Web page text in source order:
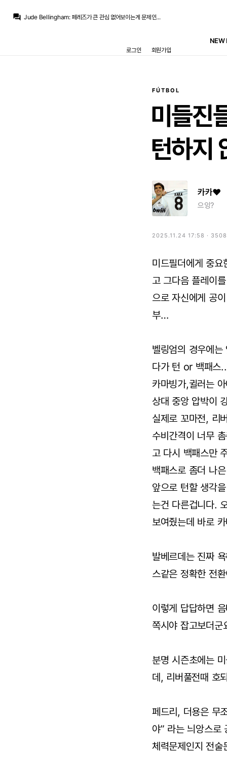
question_answer Jude Bellingham: 페레즈가 큰 관심 없어보이는게 문제인...
올시즌 끝나고 퇴임압박 들어올거라고 봅니다
NEW
로그인 회원가입
FÚTBOL
미들진
턴하지
카카♥
으잉?
2025.11.24 17:58 ·
미드필더에게 중
고 그다음 플레이
으로 자신에게 공
부…
벨링엄의 경우에
다가 턴 or 백패스..
카마빙가,귈러는
상대 중앙 압박이
실제로 꼬마전, 리
수비간격이 너무
고 다시 백패스만
백패스로 좀더 나
앞으로 턴할 생각
는건 다른겁니다.
보여줬는데 바로
발베르데는 진짜
스같은 정확한 전
이렇게 답답하면
쪽시야 잡고보더
분명 시즌초에는
데, 리버풀전때 호
페드리, 더용은 무
야” 라는 늬앙스로
체력문제인지 전